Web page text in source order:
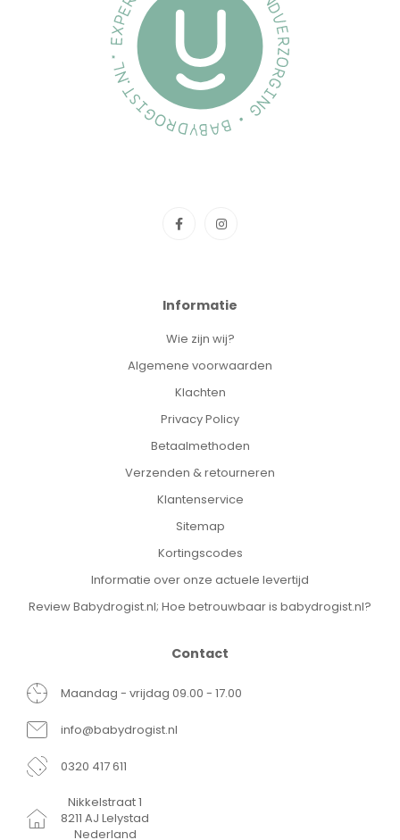
Informatie
Wie zijn wij?
Algemene voorwaarden
Klachten
Privacy Policy
Betaalmethoden
Verzenden & retourneren
Klantenservice
Sitemap
Kortingscodes
Informatie over onze actuele levertijd
Review Babydrogist.nl; Hoe betrouwbaar is babydrogist.nl?
Contact
Maandag - vrijdag 09.00 - 17.00
info@babydrogist.nl
0320 417 611
Nikkelstraat 1
8211 AJ Lelystad
Nederland